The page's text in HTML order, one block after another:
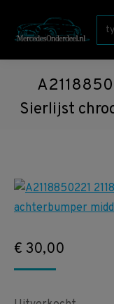
Sierlijst
€ 30,00